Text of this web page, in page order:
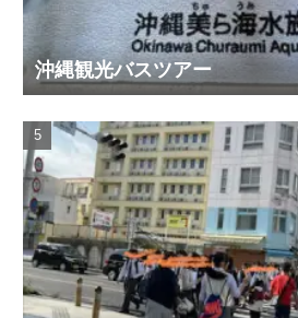
沖縄観光バスツアー